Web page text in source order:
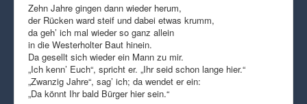
Zehn Jahre gingen dann wieder herum,
der Rücken ward steif und dabei etwas krumm,
da geh’ ich mal wieder so ganz allein
in die Westerholter Baut hinein.
Da gesellt sich wieder ein Mann zu mir.
„Ich kenn’ Euch“, spricht er. „Ihr seid schon lange hier.“
„Zwanzig Jahre“, sag’ ich; da wendet er ein:
„Da könnt Ihr bald Bürger hier sein.“